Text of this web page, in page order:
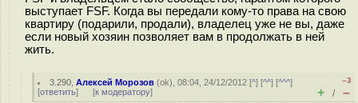
выступает FSF. Когда вы передали кому-то права на свою
квартиру (подарили, продали), владелец уже не вы, даже
если новый хозяин позволяет вам в продолжать в ней
жить.
3.290 ,Алексей Морозов (ok), 08:04, 24/12/2012 [^] [^^] [^^^]
[ответить] [к модератору]
–3
+ / –